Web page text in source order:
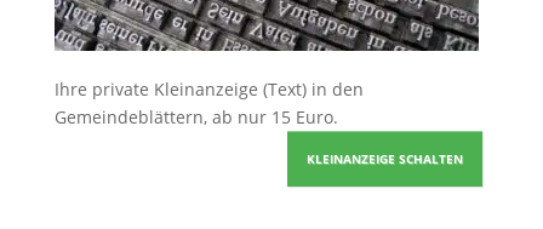
Ihre private Kleinanzeige (Text) in den
Gemeindeblättern, ab nur 15 Euro.
KLEINANZEIGE SCHALTEN